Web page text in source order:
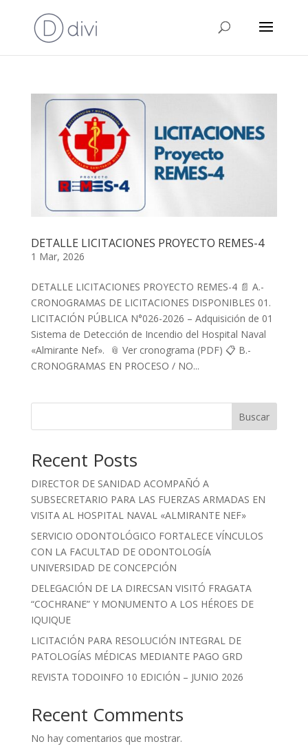
DETALLE LICITACIONES PROYECTO REMES-4
1 Mar, 2026
DETALLE LICITACIONES PROYECTO REMES-4 📄 A.-
CRONOGRAMAS DE LICITACIONES DISPONIBLES 01.
LICITACIÓN PÚBLICA N°026-2026 – Adquisición de 01
Sistema de Detección de Incendio del Hospital Naval
«Almirante Nef». 📎 Ver cronograma (PDF) 📋 B.-
CRONOGRAMAS EN PROCESO / NO...
Buscar
Recent Posts
DIRECTOR DE SANIDAD ACOMPAÑÓ A
SUBSECRETARIO PARA LAS FUERZAS ARMADAS EN
VISITA AL HOSPITAL NAVAL «ALMIRANTE NEF»
SERVICIO ODONTOLÓGICO FORTALECE VÍNCULOS
CON LA FACULTAD DE ODONTOLOGÍA
UNIVERSIDAD DE CONCEPCIÓN
DELEGACIÓN DE LA DIRECSAN VISITÓ FRAGATA
“COCHRANE” Y MONUMENTO A LOS HÉROES DE
IQUIQUE
LICITACIÓN PARA RESOLUCIÓN INTEGRAL DE
PATOLOGÍAS MÉDICAS MEDIANTE PAGO GRD
REVISTA TODOINFO 10 EDICIÓN – JUNIO 2026
Recent Comments
No hay comentarios que mostrar.